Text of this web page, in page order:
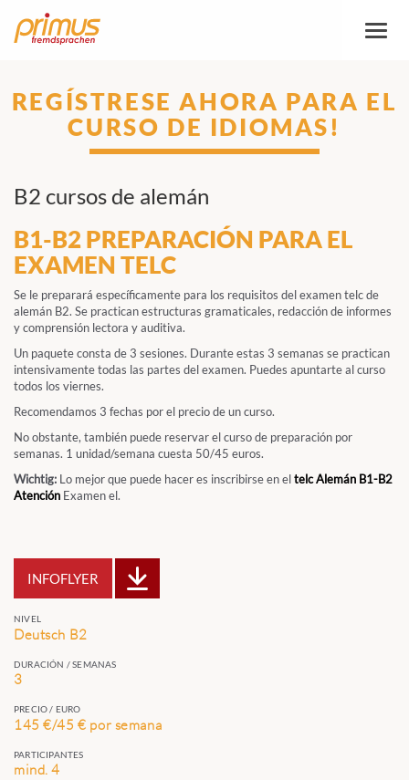
REGÍSTRESE AHORA PARA EL
CURSO DE IDIOMAS!
B2 cursos de alemán
B1-B2 PREPARACIÓN PARA EL
EXAMEN TELC
Se le preparará específicamente para los requisitos del examen telc de
alemán B2. Se practican estructuras gramaticales, redacción de informes
y comprensión lectora y auditiva.
Un paquete consta de 3 sesiones. Durante estas 3 semanas se practican
intensivamente todas las partes del examen. Puedes apuntarte al curso
todos los viernes.
Recomendamos 3 fechas por el precio de un curso.
No obstante, también puede reservar el curso de preparación por
semanas. 1 unidad/semana cuesta 50/45 euros.
Wichtig: Lo mejor que puede hacer es inscribirse en eltelc Alemán B1-B2
Atención Examen el.
INFOFLYER
NIVEL
Deutsch B2
DURACIÓN / SEMANAS
3
PRECIO / EURO
145 €/45 € por semana
PARTICIPANTES
mind. 4